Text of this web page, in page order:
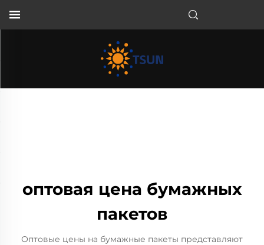
оптовая цена бумажных
пакетов
Оптовые цены на бумажные пакеты представляют